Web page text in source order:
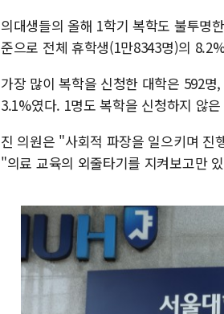
의대생들의 올해 1학기 복학도 불투명
준으로 전체 휴학생(1만8343명)의
가장 많이 복학을 신청한 대학은 592
3.1%였다. 1명도 복학을 신청하지 않
진 의원은 "사회적 파장을 일으키며 진
"의료 교육의 외줄타기를 지켜보고만